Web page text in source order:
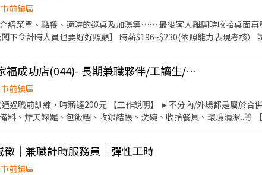
內容】 1、熱情接待顧客，提供優質的服務體驗。 2、積極瞭解顧客需求，並提供即時的
。 員工福利： 1. 餐廳同仁：【免費供餐】多樣化的菜色讓你吃得開心 2.
折扣】就可讓你吃飽飽 3. 【勞保、健保及6%勞退準備金提撥】 4. 【團保】公與
學金】，希望你除了賺
忘記好好唸書 2.【三節禮品/餐券】送好禮、集團餐券，歡樂繽紛過好節
前鎮區
紹菜單、點餐、適時的巡桌及加湯等…… 最後客人離開時收拾桌面
[日商 丸亀製麵] 萬家福成功店(044)- 長期兼職夥伴/工讀生/彈性排班
前鎮區
過職前訓練，時薪達200元 【工作說明】 ►不分內/外場都是屬於合
料、炸天婦羅、包飯糰、收銀結帳、洗碗、收拾餐具、環境清潔..等
｜兼職計時服務員｜彈性工時
前鎮區